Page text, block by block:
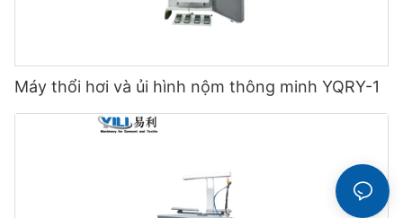
Máy thổi hơi và ủi hình nộm thông minh YQRY-1